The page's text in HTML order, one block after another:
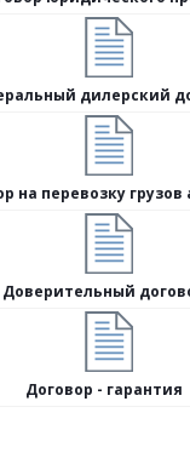
дилерский
на перевозку
Доверительный
Договор - гарантия